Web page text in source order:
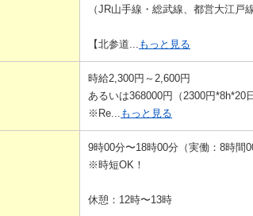
（JR山手線・総武線、都営大江戸線
【北参道... もっと見る
時給2,300円～2,600円
あるいは368000円（2300円*8h*20
※Re... もっと見る
9時00分〜18時00分（実働：8時間
※時短OK！
休憩：12時〜13時